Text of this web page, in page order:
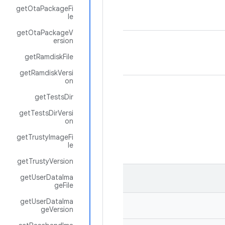
getOtaPackageFi
le
getOtaPackageV
ersion
getRamdiskFile
getRamdiskVersi
on
getTestsDir
getTestsDirVersi
on
getTrustyImageFi
le
getTrustyVersion
getUserDataIma
geFile
getUserDataIma
geVersion